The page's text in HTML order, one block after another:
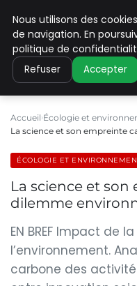
CLIMATE
Accueil Écologie et
La science et son empreinte
ÉCOLOGIE ET
La science et
dilemme
EN BREF Impact de
l’environnement.
carbone des
Nous utilisons des
de navigation. En
politique de
Refuser Accepter